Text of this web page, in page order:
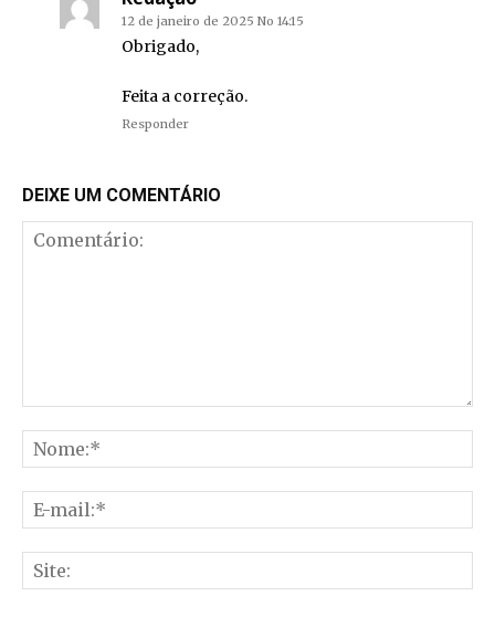
12 de janeiro de 2025 No 14:15
Obrigado,
Feita a correção.
Responder
DEIXE UM COMENTÁRIO